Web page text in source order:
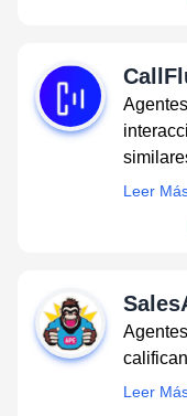
Leer
Leer